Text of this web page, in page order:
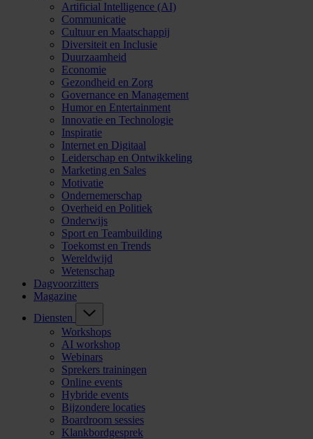
Artificial Intelligence (AI)
Communicatie
Cultuur en Maatschappij
Diversiteit en Inclusie
Duurzaamheid
Economie
Gezondheid en Zorg
Governance en Management
Humor en Entertainment
Innovatie en Technologie
Inspiratie
Internet en Digitaal
Leiderschap en Ontwikkeling
Marketing en Sales
Motivatie
Ondernemerschap
Overheid en Politiek
Onderwijs
Sport en Teambuilding
Toekomst en Trends
Wereldwijd
Wetenschap
Dagvoorzitters
Magazine
Diensten
Workshops
AI workshop
Webinars
Sprekers trainingen
Online events
Hybride events
Bijzondere locaties
Boardroom sessies
Klankbordgesprek